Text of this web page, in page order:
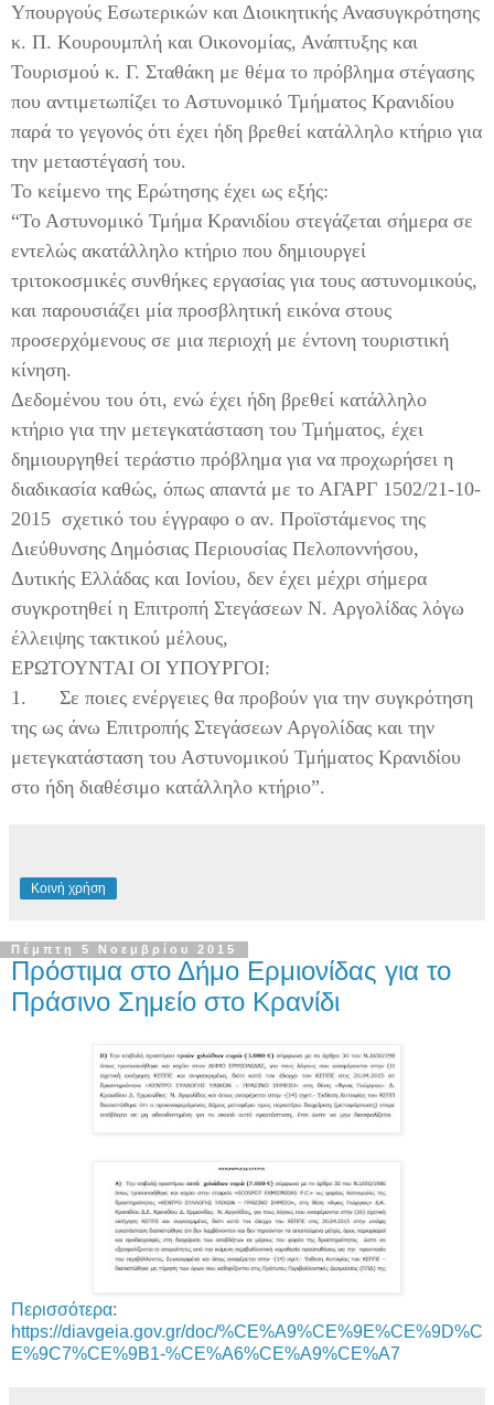
Υπουργούς Εσωτερικών και Διοικητικής Ανασυγκρότησης
κ. Π. Κουρουμπλή και Οικονομίας, Ανάπτυξης και
Τουρισμού κ. Γ. Σταθάκη με θέμα το πρόβλημα στέγασης
που αντιμετωπίζει το Αστυνομικό Τμήματος Κρανιδίου
παρά το γεγονός ότι έχει ήδη βρεθεί κατάλληλο κτήριο για
την μεταστέγασή του.
Το κείμενο της Ερώτησης έχει ως εξής:
“Το Αστυνομικό Τμήμα Κρανιδίου στεγάζεται σήμερα σε
εντελώς ακατάλληλο κτήριο που δημιουργεί
τριτοκοσμικές συνθήκες εργασίας για τους αστυνομικούς,
και παρουσιάζει μία προσβλητική εικόνα στους
προσερχόμενους σε μια περιοχή με έντονη τουριστική
κίνηση.
Δεδομένου του ότι, ενώ έχει ήδη βρεθεί κατάλληλο
κτήριο για την μετεγκατάσταση του Τμήματος, έχει
δημιουργηθεί τεράστιο πρόβλημα για να προχωρήσει η
διαδικασία καθώς, όπως απαντά με το ΑΓΑΡΓ 1502/21-10-
2015 σχετικό του έγγραφο ο αν. Προϊστάμενος της
Διεύθυνσης Δημόσιας Περιουσίας Πελοποννήσου,
Δυτικής Ελλάδας και Ιονίου, δεν έχει μέχρι σήμερα
συγκροτηθεί η Επιτροπή Στεγάσεων Ν. Αργολίδας λόγω
έλλειψης τακτικού μέλους,
ΕΡΩΤΟΥΝΤΑΙ ΟΙ ΥΠΟΥΡΓΟΙ:
1.
Σε ποιες ενέργειες θα προβούν για την συγκρότηση
της ως άνω Επιτροπής Στεγάσεων Αργολίδας και την
μετεγκατάσταση του Αστυνομικού Τμήματος Κρανιδίου
στο ήδη διαθέσιμο κατάλληλο κτήριο”.
Κοινή χρήση
Πέμπτη 5 Νοεμβρίου 2015
Πρόστιμα στο Δήμο Ερμιονίδας για το
Πράσινο Σημείο στο Κρανίδι
Περισσότερα:
https://diavgeia.gov.gr/doc/%CE%A9%CE%9E%CE%9D%C
E%9C7%CE%9B1-%CE%A6%CE%A9%CE%A7